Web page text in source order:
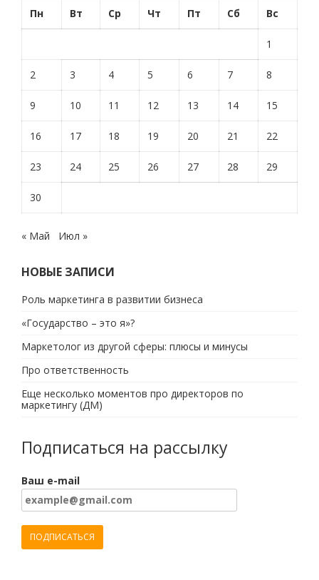
Пн Вт Ср Чт Пт Сб Вс
1
2 3 4 5 6 7 8
9 10 11 12 13 14 15
16 17 18 19 20 21 22
23 24 25 26 27 28 29
30
« Май Июл »
НОВЫЕ ЗАПИСИ
Роль маркетинга в развитии бизнеса
«Государство – это я»?
Маркетолог из другой сферы: плюсы и минусы
Про ответственность
Еще несколько моментов про директоров по
маркетингу (ДМ)
Подписаться на рассылку
Ваш e-mail